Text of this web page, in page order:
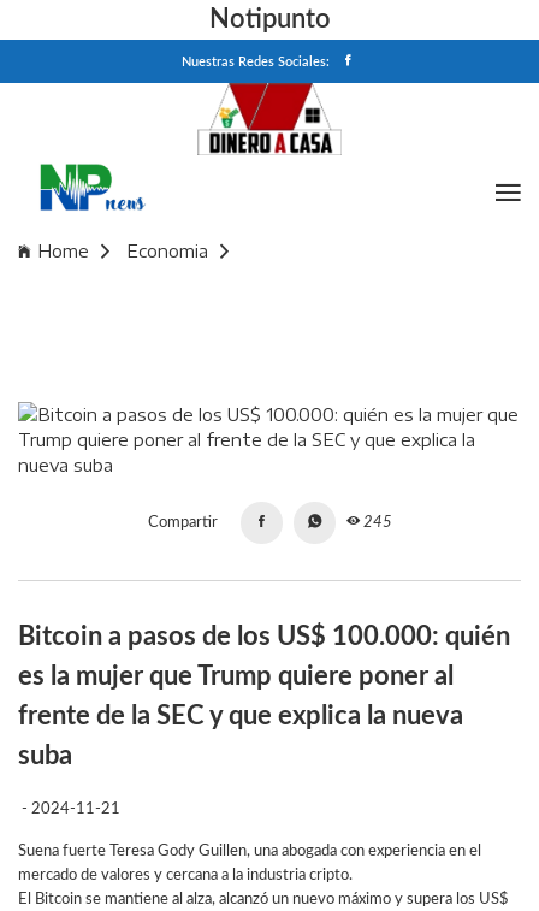
Notipunto
Nuestras Redes Sociales:
Home
Economia
Compartir 245
Bitcoin a pasos de los US$ 100.000: quién
es la mujer que Trump quiere poner al
frente de la SEC y que explica la nueva
suba
- 2024-11-21
Suena fuerte Teresa Gody Guillen, una abogada con experiencia en el
mercado de valores y cercana a la industria cripto.
El Bitcoin se mantiene al alza, alcanzó un nuevo máximo y supera los US$